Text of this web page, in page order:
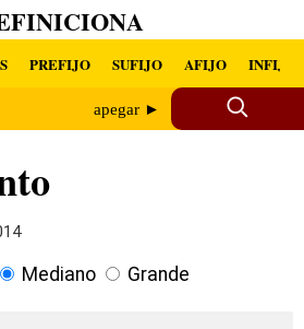
PREFIJO SUFIJO AFIJO INFIJO
apegar ►
Mediano Grande